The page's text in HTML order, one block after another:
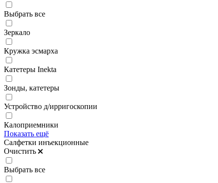
Выбрать все
Зеркало
Кружка эсмарха
Катетеры Inekta
Зонды, катетеры
Устройство д/ирригоскопии
Калоприемники
Показать ещё
Салфетки инъекционные
Очистить
Выбрать все